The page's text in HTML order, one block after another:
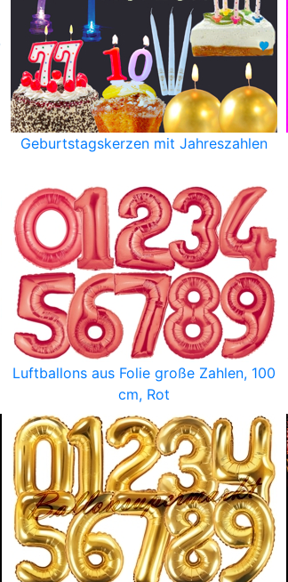
Geburtstagskerzen mit Jahreszahlen
Luftballons aus Folie große Zahlen, 100
cm, Rot